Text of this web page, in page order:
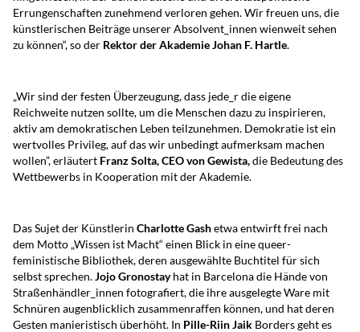
Errungenschaften zunehmend verloren gehen. Wir freuen uns, die
künstlerischen Beiträge unserer Absolvent_innen wienweit sehen
zu können“, so der Rektor der Akademie Johan F. Hartle.
„Wir sind der festen Überzeugung, dass jede_r die eigene
Reichweite nutzen sollte, um die Menschen dazu zu inspirieren,
aktiv am demokratischen Leben teilzunehmen. Demokratie ist ein
wertvolles Privileg, auf das wir unbedingt aufmerksam machen
wollen”, erläutert Franz Solta, CEO von Gewista,die Bedeutung des
Wettbewerbs in Kooperation mit der Akademie.
Das Sujet der Künstlerin Charlotte Gashetwa entwirft frei nach
dem Motto „Wissen ist Macht“ einen Blick in eine queer-
feministische Bibliothek, deren ausgewählte Buchtitel für sich
selbst sprechen.Jojo Gronostayhat in Barcelona die Hände von
Straßenhändler_innen fotografiert, die ihre ausgelegte Ware mit
Schnüren augenblicklich zusammenraffen können, und hat deren
Gesten manieristisch überhöht. In Pille-Riin Jaik Borders geht es